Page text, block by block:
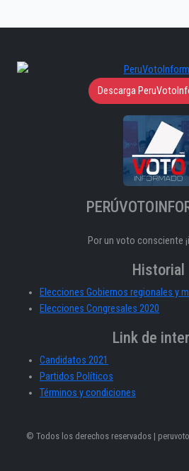
Descarga
Por un voto consciente
Historial
Elecciones Gobiernos regionales y
Elecciones Congresales 2020
Link de
Candidatos 2021
Partidos Políticos
Términos y condiciones
© Todos los derechos reservados |